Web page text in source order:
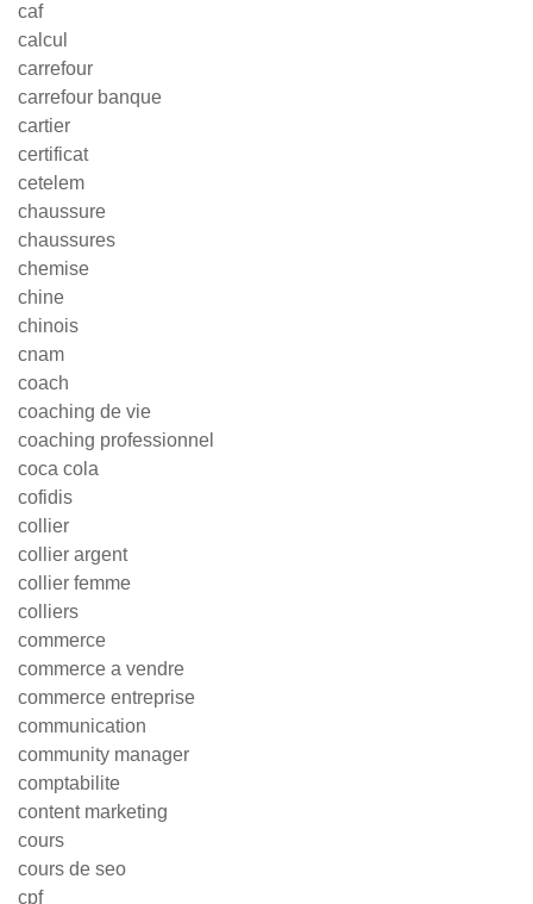
caf
calcul
carrefour
carrefour banque
cartier
certificat
cetelem
chaussure
chaussures
chemise
chine
chinois
cnam
coach
coaching de vie
coaching professionnel
coca cola
cofidis
collier
collier argent
collier femme
colliers
commerce
commerce a vendre
commerce entreprise
communication
community manager
comptabilite
content marketing
cours
cours de seo
cpf